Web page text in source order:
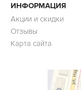
ИНФОРМАЦИЯ
Акции и скидки
Отзывы
Карта сайта